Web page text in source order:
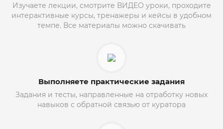
Изучаете лекции, смотрите ВИДЕО уроки, проходите
интерактивные курсы, тренажеры и кейсы в удобном
темпе. Все материалы можно скачивать
Выполняете практические задания
Задания и тесты, направленные на отработку новых
навыков с обратной связью от куратора